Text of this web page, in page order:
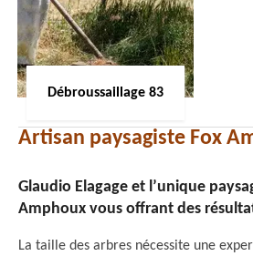
Débroussaillage 83
Artisan paysagiste Fox
Glaudio Elagage et l’unique
Amphoux vous offrant des
La taille des arbres nécessite une